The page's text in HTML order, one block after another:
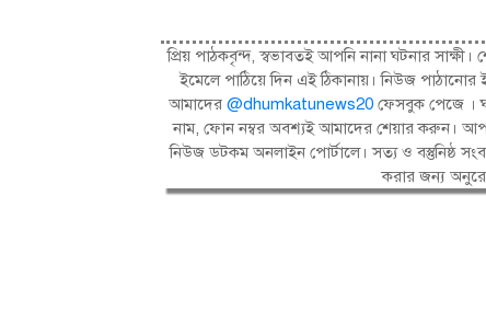
প্রিয় পাঠকবৃন্দ, স্বভাবতই আপনি নানা ঘটনার
ইমেলে পাঠিয়ে দিন এই ঠিকানায়। নিউজ পাঠানোর
আমাদের@dhumkatunews20 ফেসবুক পেজে ।
নাম, ফোন নম্বর অবশ্যই আমাদের শেয়ার করুন।
নিউজ ডটকম অনলাইন পোর্টালে। সত্য ও বস্তুনিষ্ঠ
করার জন্য